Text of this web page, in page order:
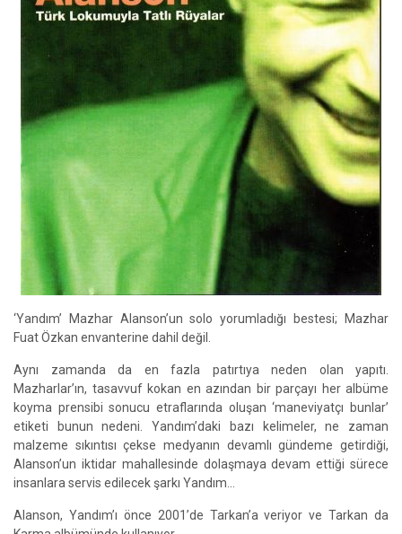
‘Yandım’ Mazhar Alanson’un solo yorumladığı bestesi; Mazhar
Fuat Özkan envanterine dahil değil.
Aynı zamanda da en fazla patırtıya neden olan yapıtı.
Mazharlar’ın, tasavvuf kokan en azından bir parçayı her albüme
koyma prensibi sonucu etraflarında oluşan ‘maneviyatçı bunlar’
etiketi bunun nedeni. Yandım’daki bazı kelimeler, ne zaman
malzeme sıkıntısı çekse medyanın devamlı gündeme getirdiği,
Alanson’un iktidar mahallesinde dolaşmaya devam ettiği sürece
insanlara servis edilecek şarkı Yandım…
Alanson, Yandım’ı önce 2001’de Tarkan’a veriyor ve Tarkan da